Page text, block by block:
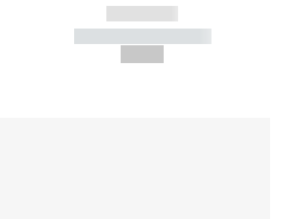
------------
----------- -----------